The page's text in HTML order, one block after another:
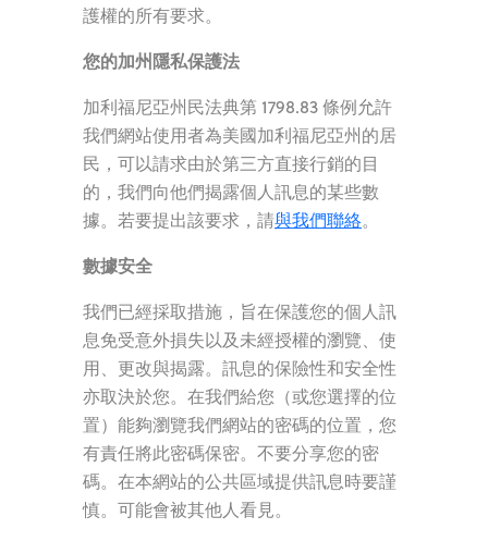
護權的所有要求。
您的加州隱私保護法
加利福尼亞州民法典第 1798.83 條例允許
我們網站使用者為美國加利福尼亞州的居
民，可以請求由於第三方直接行銷的目
的，我們向他們揭露個人訊息的某些數
據。若要提出該要求，請與我們聯絡。
數據安全
我們已經採取措施，旨在保護您的個人訊
息免受意外損失以及未經授權的瀏覽、使
用、更改與揭露。訊息的保險性和安全性
亦取決於您。在我們給您（或您選擇的位
置）能夠瀏覽我們網站的密碼的位置，您
有責任將此密碼保密。不要分享您的密
碼。在本網站的公共區域提供訊息時要謹
慎。可能會被其他人看見。